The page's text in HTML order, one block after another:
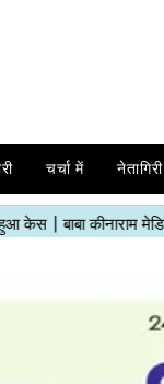
चर्चा में नेतागिरी